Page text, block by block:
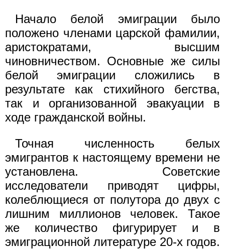
Начало белой эмиграции было
положено членами царской фамилии,
аристократами, высшим
чиновничеством. Основные же силы
белой эмиграции сложились в
результате как стихийного бегства,
так и организованной эвакуации в
ходе гражданской войны.
Точная численность белых
эмигрантов к настоящему времени не
установлена. Советские
исследователи приводят цифры,
колеблющиеся от полутора до двух с
лишним миллионов человек. Такое
же количество фигурирует и в
эмиграционной литературе 20-х годов.